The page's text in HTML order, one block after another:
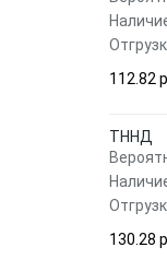
112.82 p.
ТННД
130.28 p.